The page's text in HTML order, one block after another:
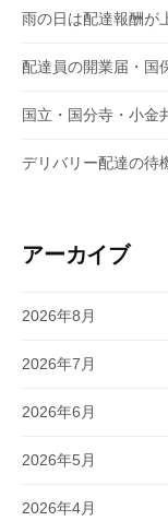
雨の日は配達報酬が
配達員の開業届・国
国立・国分寺・小金
デリバリー配達の待
アーカイブ
2026年8月
2026年7月
2026年6月
2026年5月
2026年4月